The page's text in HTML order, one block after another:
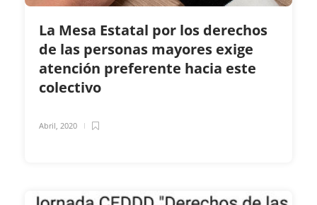
La Mesa Estatal por los derechos
de las personas mayores exige
atención preferente hacia este
colectivo
Abril, 2020